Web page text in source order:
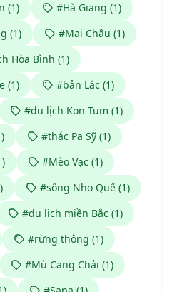
(1)
#Hà Giang (1)
(1)
#Mai Châu (1)
Hòa Bình (1)
(1)
#bản Lác (1)
#du lịch Kon Tum (1)
#thác Pa Sỹ (1)
#Mèo Vạc (1)
#sông Nho Quế (1)
#du lịch miền Bắc (1)
#rừng thông (1)
#Mù Cang Chải (1)